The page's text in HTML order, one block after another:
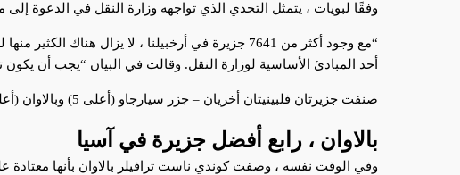
وفقًا لبويات ، يتمثل التحدي الذي تواجهه وزارة النقل في الدعوة
“مع وجود أكثر من 7641 جزيرة في أرخبيلنا ، لا
أحد المبادئ الأساسية لوزارة النقل. وقالت في البيان “يجب أن يكون
صنفت جزيرتان فلبينيتان أخريان – جزر سيارجاو (أعلى 5) وبالاوان (أعلى 4) – على قائمة “أفضل قائمة” التي تم نشرها يوم الثلاثاء 6 أكتوبر.
بالاوان ، رابع أفضل جزيرة في آسيا
وفي الوقت نفسه ، وصفت كوندي ناست ترافيلر بالاوان بأنها معتادة